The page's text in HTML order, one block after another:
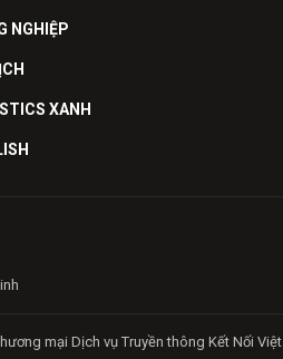
NGHIỆP
XANH
mại Dịch vụ Truyền thông Kết Nối Việt.